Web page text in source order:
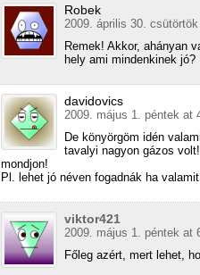
Robek
2009. április 30.
Remek! Akkor, ahányan
hely ami mindenkinek jó?
davidovics
2009. május 1. péntek at
De könyörgöm idén
tavalyi nagyon gázos
mondjon!
Pl. lehet jó néven fogadnák ha
viktor421
2009. május 1. péntek at
Főleg azért, mert lehet,